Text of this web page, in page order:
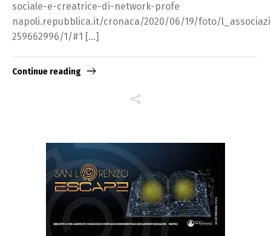
sociale-e-creatrice-di-network-profe
napoli.repubblica.it/cronaca/2020/06/19/foto/
259662996/1/#1 […]
Continue reading